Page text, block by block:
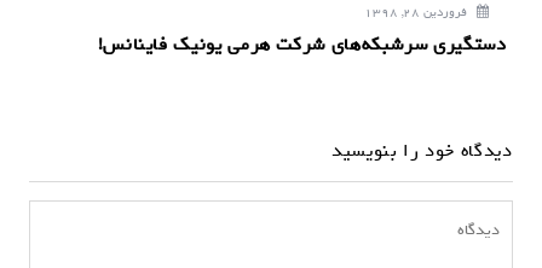
فروردین 28, 1398
دستگیری سرشبکه‌های شرکت هرمی یونیک فاینانس!
دیدگاه خود را بنویسید